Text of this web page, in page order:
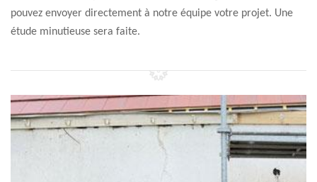
pouvez envoyer directement à notre équipe votre projet. Une
étude minutieuse sera faite.